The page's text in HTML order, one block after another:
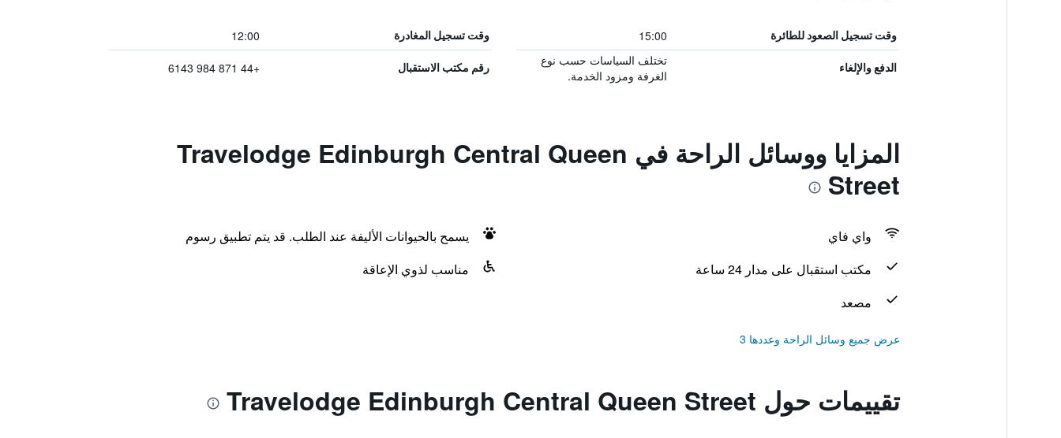
وقت تسجيل الصعود للطائرة 15:00 وقت تسجيل المغادرة 12:00
الدفع والإلغاء
تختلف السياسات حسب نوع
الغرفة ومزود الخدمة.
رقم مكتب الاستقبال +44 871 984 6143
المزايا ووسائل الراحة في Travelodge Edinburgh Central Queen
Street
واي فاي
يسمح بالحيوانات الأليفة عند الطلب. قد يتم تطبيق رسوم
مكتب استقبال على مدار 24 ساعة
مناسب لذوي الإعاقة
مصعد
عرض جميع وسائل الراحة وعددها 3
تقييمات حول Travelodge Edinburgh Central Queen Street